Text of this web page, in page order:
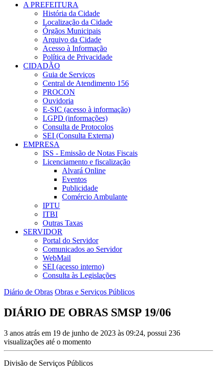
A PREFEITURA
História da Cidade
Localização da Cidade
Órgãos Municipais
Arquivo da Cidade
Acesso à Informação
Política de Privacidade
CIDADÃO
Guia de Serviços
Central de Atendimento 156
PROCON
Ouvidoria
E-SIC (acesso à informação)
LGPD (informações)
Consulta de Protocolos
SEI (Consulta Externa)
EMPRESA
ISS - Emissão de Notas Fiscais
Licenciamento e fiscalização
Alvará Online
Eventos
Publicidade
Comércio Ambulante
IPTU
ITBI
Outras Taxas
SERVIDOR
Portal do Servidor
Comunicados ao Servidor
WebMail
SEI (acesso interno)
Consulta às Legislações
Diário de Obras Obras e Serviços Públicos
DIÁRIO DE OBRAS SMSP 19/06
3 anos atrás em 19 de junho de 2023 às 09:24, possui 236
visualizações até o momento
Divisão de Serviços Públicos